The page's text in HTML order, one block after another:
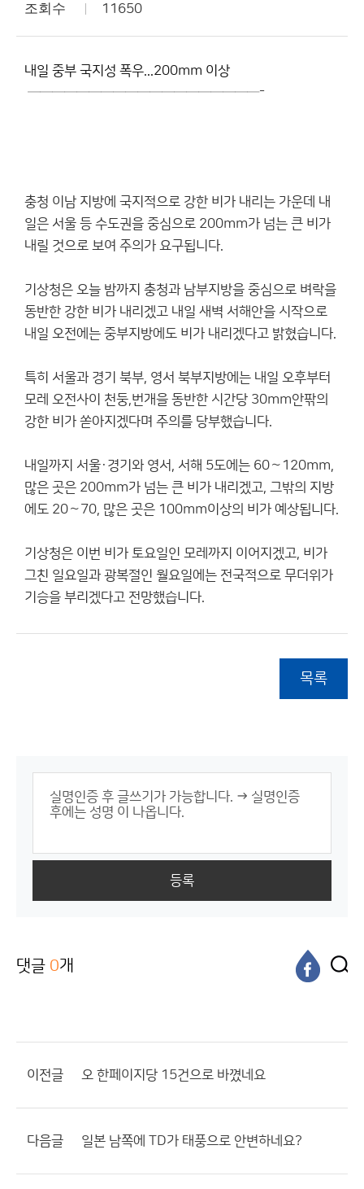
조회수 11650
내일 중부 국지성 폭우...200mm 이상
───────────────────-
충청 이남 지방에 국지적으로 강한 비가 내리는 가운데 내
일은 서울 등 수도권을 중심으로 200mm가 넘는 큰 비가
내릴 것으로 보여 주의가 요구됩니다.
기상청은 오늘 밤까지 충청과 남부지방을 중심으로 벼락을
동반한 강한 비가 내리겠고 내일 새벽 서해안을 시작으로
내일 오전에는 중부지방에도 비가 내리겠다고 밝혔습니다.
특히 서울과 경기 북부, 영서 북부지방에는 내일 오후부터
모레 오전사이 천둥,번개을 동반한 시간당 30mm안팎의
강한 비가 쏟아지겠다며 주의를 당부했습니다.
내일까지 서울·경기와 영서, 서해 5도에는 60∼120mm,
많은 곳은 200mm가 넘는 큰 비가 내리겠고, 그밖의 지방
에도 20∼70, 많은 곳은 100mm이상의 비가 예상됩니다.
기상청은 이번 비가 토요일인 모레까지 이어지겠고, 비가
그친 일요일과 광복절인 월요일에는 전국적으로 무더위가
기승을 부리겠다고 전망했습니다.
목록
등록
댓글 0개
이전글 오 한페이지당 15건으로 바꼈네요
다음글 일본 남쪽에 TD가 태풍으로 안변하네요?